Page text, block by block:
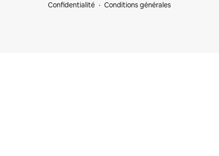
Confidentialité
Conditions générales